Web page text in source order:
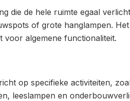
die de hele ruimte egaal
of grote hanglampen.
voor algemene functionaliteit.
op specifieke activiteiten,
leeslampen en